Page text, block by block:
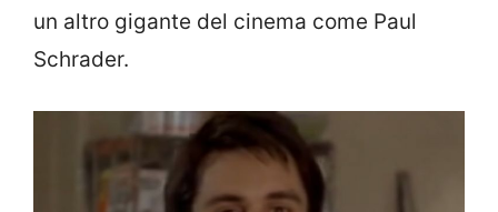
un altro gigante del cinema come Paul
Schrader.